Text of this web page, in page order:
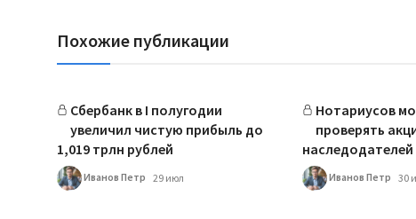
Похожие публикации
Сбербанк в I полугодии
увеличил чистую прибыль до
1,019 трлн рублей
Иванов Петр 29 июл
Нотариусов
проверять
наследодателей
Иванов Петр 30